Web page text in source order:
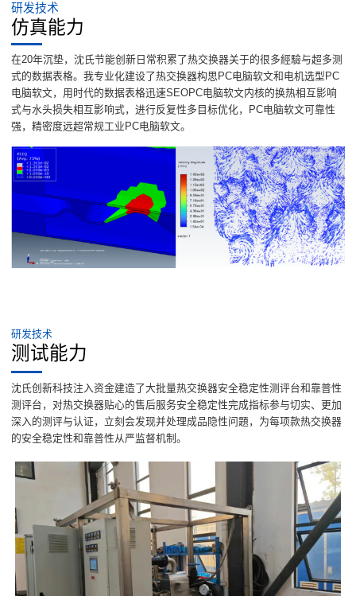
研发技术
仿真能力
在20年沉垫，沈氏节能创新日常积累了热交换器关于的很多經驗与超多测
式的数据表格。我专业化建设了热交换器构思PC电脑软文和电机选型PC
电脑软文，用时代的数据表格迅速SEOPC电脑软文内核的换热相互影响
式与水头损失相互影响式，进行反复性多目标优化，PC电脑软文可靠性
强，精密度远超常规工业PC电脑软文。
研发技术
测试能力
沈氏创新科技注入资金建造了大批量热交换器安全稳定性测评台和靠普性
测评台，对热交换器贴心的售后服务安全稳定性完成指标参与切实、更加
深入的测评与认证，立刻会发现并处理成品隐性问題，为每项款热交换器
的安全稳定性和靠普性从严监督机制。